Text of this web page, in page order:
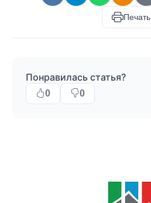
Печать
Понравилась статья?
0 0